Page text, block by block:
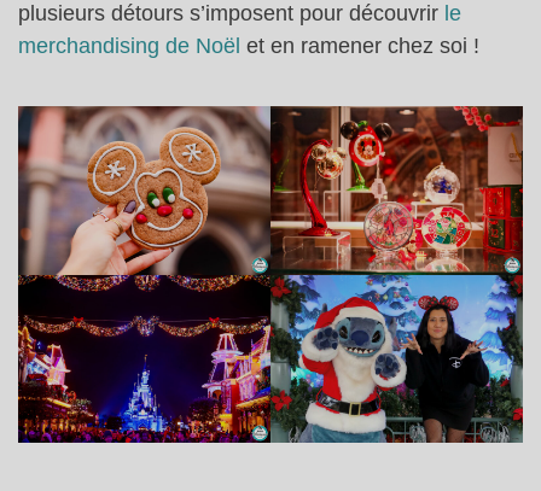
plusieurs détours s’imposent pour découvrir le
merchandising de Noël et en ramener chez soi !